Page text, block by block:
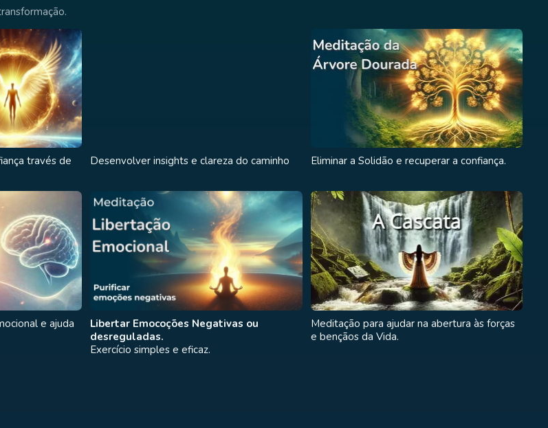
través de
Desenvolver insights e clareza do caminho Eliminar a Solidão e recuperar a confiança.
e ajuda
Libertar Emocoções Negativas ou
desreguladas.
Exercício simples e eficaz.
Meditação para ajudar na abertura às forças
e bençãos da Vida.